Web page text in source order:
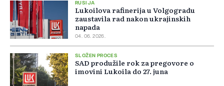
RUSIJA
Lukoilova rafinerija u Volgogradu
zaustavila rad nakon ukrajinskih
napada
04. 06. 2026.
SLOŽEN PROCES
SAD produžile rok za pregovore o
imovini Lukoila do 27. juna